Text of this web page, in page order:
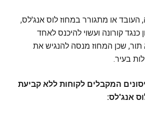
16 ומעלה, העובד או מתגורר במחוז לוס אנג'לס,
כנגד קורונה ועשוי להיכנס לאחד
שכן המחוז מנסה להנגיש את
בעיר.
המקבלים לקוחות ללא קביעת
אנג'לס: